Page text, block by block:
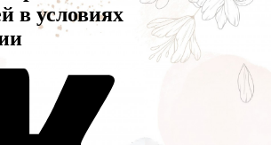
в условиях